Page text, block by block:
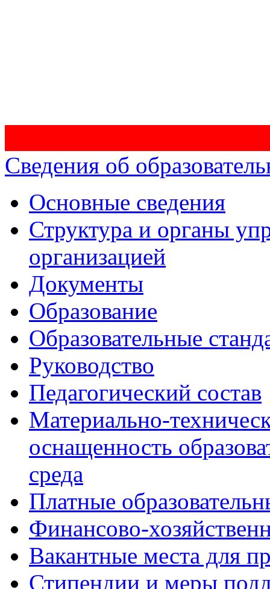
Сведения об
Основные сведения
Структура и органы
организацией
Документы
Образование
Образовательные
Руководство
Педагогический состав
Материально-
оснащенность
среда
Платные
Финансово-
Вакантные места для
Стипендии и меры